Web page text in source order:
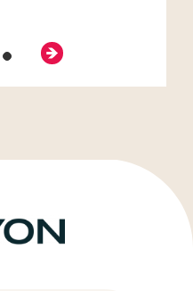
Suivant
Diapositive